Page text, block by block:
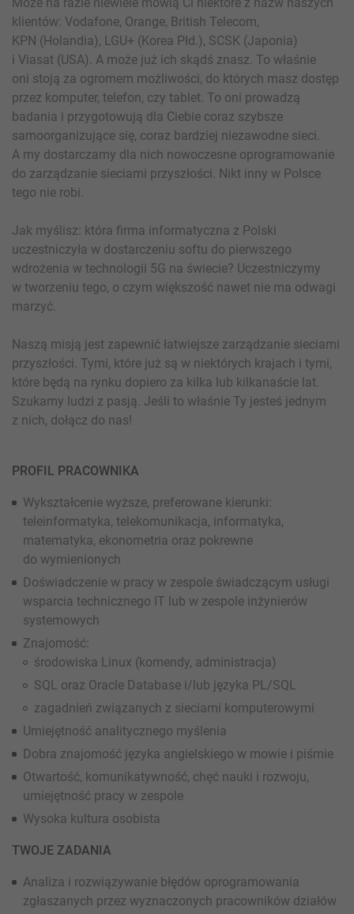
klientów: Vodafone, Orange, British Telecom,
KPN (Holandia), LGU+ (Korea Płd.), SCSK (Japonia)
i Viasat (USA). A może już ich skądś znasz. To właśnie
oni stoją za ogromem możliwości, do których masz dostęp
przez komputer, telefon, czy tablet. To oni prowadzą
badania i przygotowują dla Ciebie coraz szybsze
samoorganizujące się, coraz bardziej niezawodne sieci.
A my dostarczamy dla nich nowoczesne oprogramowanie
do zarządzanie sieciami przyszłości. Nikt inny w Polsce
tego nie robi.
Jak myślisz: która firma informatyczna z Polski
uczestniczyła w dostarczeniu softu do pierwszego
wdrożenia w technologii 5G na świecie? Uczestniczymy
w tworzeniu tego, o czym większość nawet nie ma odwagi
marzyć.
Naszą misją jest zapewnić łatwiejsze zarządzanie sieciami
przyszłości. Tymi, które już są w niektórych krajach i tymi,
które będą na rynku dopiero za kilka lub kilkanaście lat.
Szukamy ludzi z pasją. Jeśli to właśnie Ty jesteś jednym
z nich, dołącz do nas!
PROFIL PRACOWNIKA
Wykształcenie wyższe, preferowane kierunki:
teleinformatyka, telekomunikacja, informatyka,
matematyka, ekonometria oraz pokrewne
do wymienionych
Doświadczenie w pracy w zespole świadczącym usługi
wsparcia technicznego IT lub w zespole inżynierów
systemowych
Znajomość:
środowiska Linux (komendy, administracja)
SQL oraz Oracle Database i/lub języka PL/SQL
zagadnień związanych z sieciami komputerowymi
Umiejętność analitycznego myślenia
Dobra znajomość języka angielskiego w mowie i piśmie
Otwartość, komunikatywność, chęć nauki i rozwoju,
umiejętność pracy w zespole
Wysoka kultura osobista
TWOJE ZADANIA
Analiza i rozwiązywanie błędów oprogramowania
zgłaszanych przez wyznaczonych pracowników działów